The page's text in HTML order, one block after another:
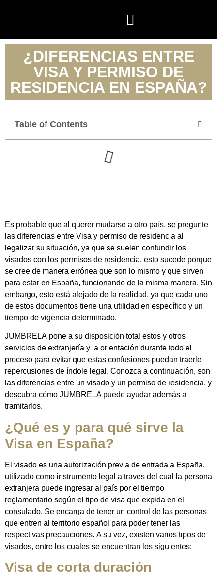
¿DIFERENCIAS ENTRE
VISA Y PERMISO DE
RESIDENCIA EN ESPAÑA?
Table of Contents
Es probable que al querer mudarse a otro país, se pregunte
las diferencias entre Visa y permiso de residencia al
legalizar su situación, ya que se suelen confundir los
visados ​​con los permisos de residencia, esto sucede porque
se cree de manera errónea que son lo mismo y que sirven
para estar en España, funcionando de la misma manera. Sin
embargo, esto está alejado de la realidad, ya que cada uno
de estos documentos tiene una utilidad en específico y un
tiempo de vigencia determinado.
JUMBRELA pone a su disposición total estos y otros
servicios de extranjería y la orientación durante todo el
proceso para evitar que estas confusiones puedan traerle
repercusiones de índole legal. Conozca a continuación, son
las diferencias entre un visado y un permiso de residencia, y
descubra cómo JUMBRELA puede ayudar además a
tramitarlos.
¿Qué es y para qué sirve la
Visa en España?
El visado es una autorización previa de entrada a España,
utilizado como instrumento legal a través del cual la persona
extranjera puede ingresar al país por el tiempo
reglamentario según el tipo de visa que expida en el
consulado. Se encarga de tener un control de las personas
que entren al territorio español para poder tener las
respectivas precauciones. A su vez, existen varios tipos de
visados, entre los cuales se encuentran los siguientes:
Visa de corta duración